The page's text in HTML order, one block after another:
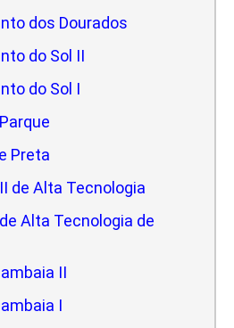
dos Dourados
do Sol II
do Sol I
Preta
de Alta Tecnologia
Alta Tecnologia de
II
I